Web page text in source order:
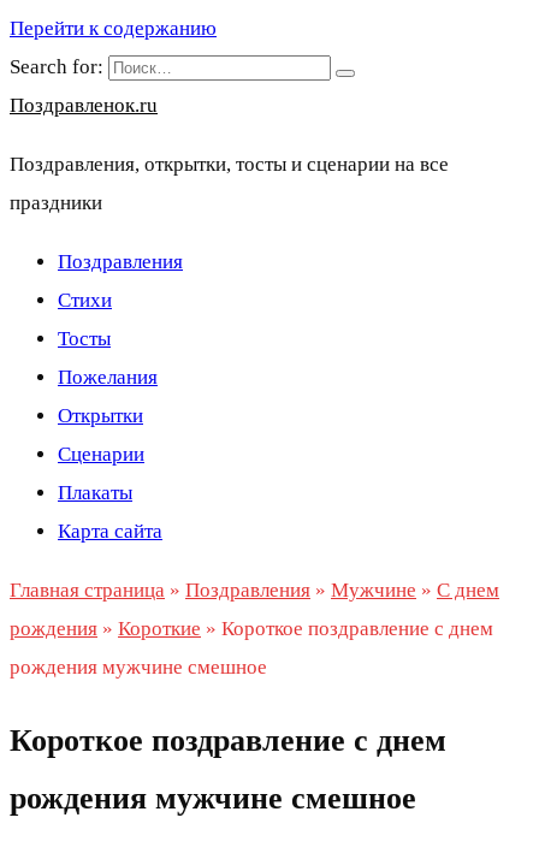
Перейти к содержанию
Search for:
Поздравленок.ru
Поздравления, открытки, тосты и сценарии на все
праздники
Поздравления
Стихи
Тосты
Пожелания
Открытки
Сценарии
Плакаты
Карта сайта
Главная страница » Поздравления » Мужчине » С днем
рождения » Короткие » Короткое поздравление с днем
рождения мужчине смешное
Короткое поздравление с днем
рождения мужчине смешное